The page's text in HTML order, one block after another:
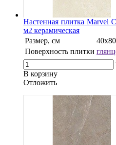
Настенная плитка Marvel
м2 керамическая
Размер, см
40х80
Поверхность плитки
В корзину
Oтложить